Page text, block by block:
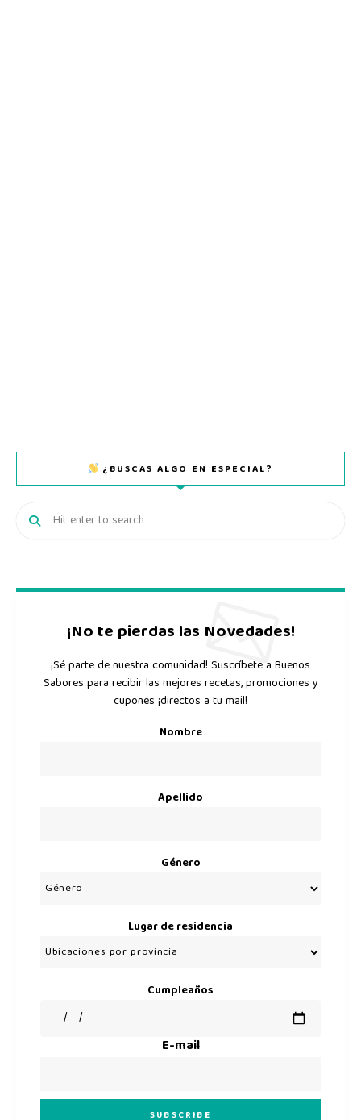
¿BUSCAS ALGO EN ESPECIAL?
¡No te pierdas las Novedades!
¡Sé parte de nuestra comunidad! Suscríbete a Buenos
Sabores para recibir las mejores recetas, promociones y
cupones ¡directos a tu mail!
Nombre
Apellido
Género
Lugar de residencia
Cumpleaños
E-mail